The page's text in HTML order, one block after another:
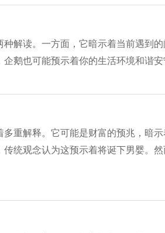
解读。一方面，它暗示着当前遇到
鹅也可能预示着你的生活环境和谐
重解释。它可能是财富的预兆，暗
统观念认为这预示着将诞下男婴。